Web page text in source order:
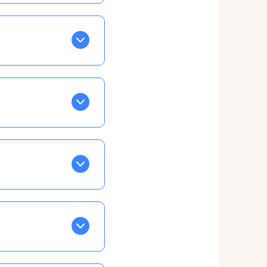
Tapez sur celle
EN VERT
la semaine, mais
ainsi vous
taux horaire
confirmations par
ce qui ne vous
à cet effet